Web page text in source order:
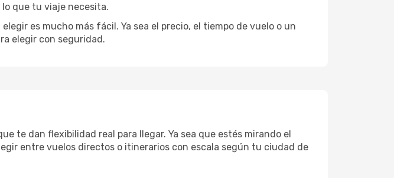
que tu viaje necesita.
es mucho más fácil. Ya sea el precio, el tiempo de vuelo o un
elegir con seguridad.
te dan flexibilidad real para llegar. Ya sea que estés mirando el
entre vuelos directos o itinerarios con escala según tu ciudad de